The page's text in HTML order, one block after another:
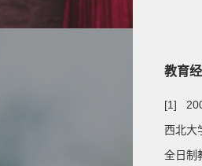
教育
[1]
西北
全日制